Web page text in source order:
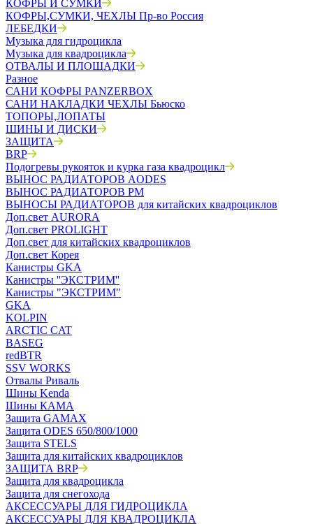
КОФРЫ И СУМКИ
КОФРЫ,СУМКИ, ЧЕХЛЫ Пр-во Россия
ЛЕБЕДКИ
Музыка для гидроцикла
Музыка для квадроцикла
ОТВАЛЫ И ПЛОЩАДКИ
Разное
САНИ КОФРЫ PANZERBOX
САНИ НАКЛАДКИ ЧЕХЛЫ Бьюско
ТОПОРЫ,ЛОПАТЫ
ШИНЫ И ДИСКИ
ЗАЩИТА
BRP
Подогревы рукояток и курка газа квадроцикл
ВЫНОС РАДИАТОРОВ AODES
ВЫНОС РАДИАТОРОВ РМ
ВЫНОСЫ РАДИАТОРОВ для китайских квадроциклов
Доп.свет AURORA
Доп.свет PROLIGHT
Доп.свет для китайских квадроциклов
Доп.свет Корея
Канистры GKA
Канистры ''ЭКСТРИМ''
Канистры "ЭКСТРИМ"
GKA
KOLPIN
ARCTIC CAT
BASEG
redBTR
SSV WORKS
Отвалы Риваль
Шины Kenda
Шины КАМА
Защита GAMAX
Защита ODES 650/800/1000
Защита STELS
Защита для китайских квадроциклов
ЗАЩИТА BRP
Защита для квадроцикла
Защита для снегохода
АКСЕССУАРЫ ДЛЯ ГИДРОЦИКЛА
АКСЕССУАРЫ ДЛЯ КВАДРОЦИКЛА